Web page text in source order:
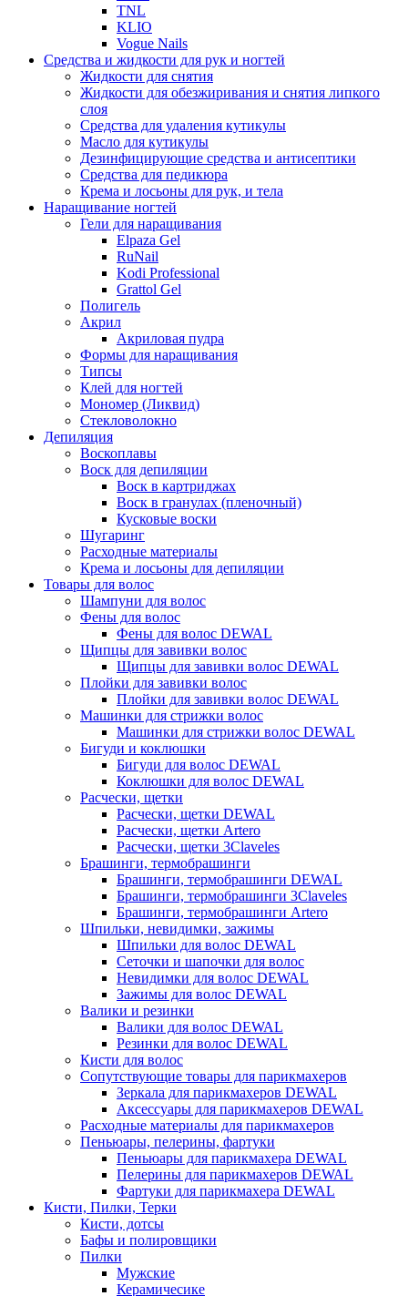
TNL
KLIO
Vogue Nails
Средства и жидкости для рук и ногтей
Жидкости для снятия
Жидкости для обезжиривания и снятия липкого
слоя
Средства для удаления кутикулы
Масло для кутикулы
Дезинфицирующие средства и антисептики
Средства для педикюра
Крема и лосьоны для рук, и тела
Наращивание ногтей
Гели для наращивания
Elpaza Gel
RuNail
Kodi Professional
Grattol Gel
Полигель
Акрил
Акриловая пудра
Формы для наращивания
Типсы
Клей для ногтей
Мономер (Ликвид)
Стекловолокно
Депиляция
Воскоплавы
Воск для депиляции
Воск в картриджах
Воск в гранулах (пленочный)
Кусковые воски
Шугаринг
Расходные материалы
Крема и лосьоны для депиляции
Товары для волос
Шампуни для волос
Фены для волос
Фены для волос DEWAL
Щипцы для завивки волос
Щипцы для завивки волос DEWAL
Плойки для завивки волос
Плойки для завивки волос DEWAL
Машинки для стрижки волос
Машинки для стрижки волос DEWAL
Бигуди и коклюшки
Бигуди для волос DEWAL
Коклюшки для волос DEWAL
Расчески, щетки
Расчески, щетки DEWAL
Расчески, щетки Artero
Расчески, щетки 3Claveles
Брашинги, термобрашинги
Брашинги, термобрашинги DEWAL
Брашинги, термобрашинги 3Claveles
Брашинги, термобрашинги Artero
Шпильки, невидимки, зажимы
Шпильки для волос DEWAL
Сеточки и шапочки для волос
Невидимки для волос DEWAL
Зажимы для волос DEWAL
Валики и резинки
Валики для волос DEWAL
Резинки для волос DEWAL
Кисти для волос
Сопутствующие товары для парикмахеров
Зеркала для парикмахеров DEWAL
Аксессуары для парикмахеров DEWAL
Расходные материалы для парикмахеров
Пеньюары, пелерины, фартуки
Пеньюары для парикмахера DEWAL
Пелерины для парикмахеров DEWAL
Фартуки для парикмахера DEWAL
Кисти, Пилки, Терки
Кисти, дотсы
Бафы и полировщики
Пилки
Мужские
Керамичесике